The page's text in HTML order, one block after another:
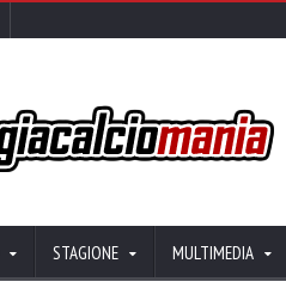
STAGIONE MULTIMEDIA